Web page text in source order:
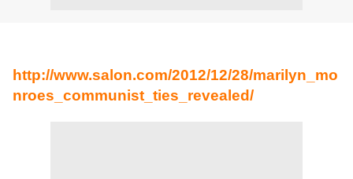
http://www.salon.com/2012/12/28/marilyn_mo
nroes_communist_ties_revealed/